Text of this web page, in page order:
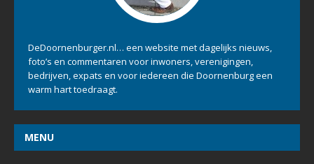
DeDoornenburger.nl… een website met dagelijks nieuws,
foto’s en commentaren voor inwoners, verenigingen,
bedrijven, expats en voor iedereen die Doornenburg een
warm hart toedraagt.
MENU